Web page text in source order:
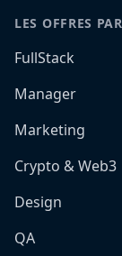
LES OFFRES
FullStack
Manager
Marketing
Crypto & Web3
Design
QA